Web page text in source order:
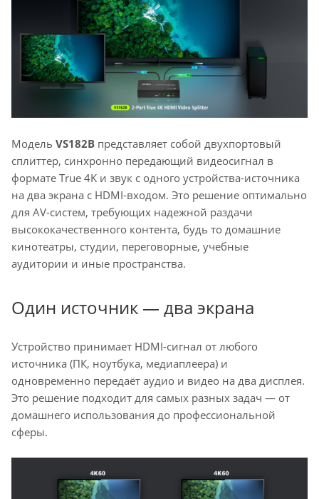
Модель VS182B представляет собой двухпортовый
сплиттер, синхронно передающий видеосигнал в
формате True 4K и звук с одного устройства-источника
на два экрана с HDMI-входом. Это решение оптимально
для AV-систем, требующих надежной раздачи
высококачественного контента, будь то домашние
кинотеатры, студии, переговорные, учебные
аудитории и иные пространства.
Один источник — два экрана
Устройство принимает HDMI-сигнал от любого
источника (ПК, ноутбука, медиаплеера) и
одновременно передаёт аудио и видео на два дисплея.
Это решение подходит для самых разных задач — от
домашнего использования до профессиональной
сферы.